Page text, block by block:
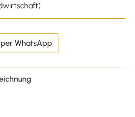
per WhatsApp